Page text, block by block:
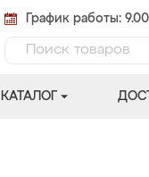
График работы:
КАТАЛОГ